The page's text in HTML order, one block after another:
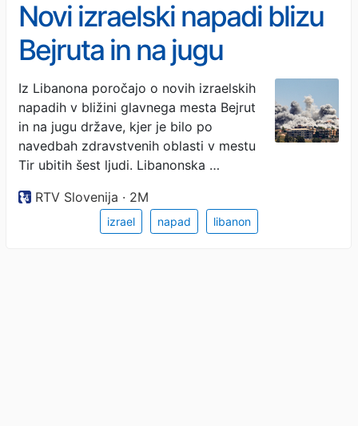
Novi izraelski napadi blizu
Bejruta in na jugu
Libanona. Ubitih šest ljudi.
Iz Libanona poročajo o novih izraelskih
napadih v bližini glavnega mesta Bejrut
in na jugu države, kjer je bilo po
navedbah zdravstvenih oblasti v mestu
Tir ubitih šest ljudi. Libanonska …
RTV Slovenija · 2M
izrael napad libanon